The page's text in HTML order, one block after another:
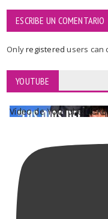
ESCRIBE UN COMENTARIO
Onlyregisteredusers can
YOUTUBE
Vídeo de YouTube